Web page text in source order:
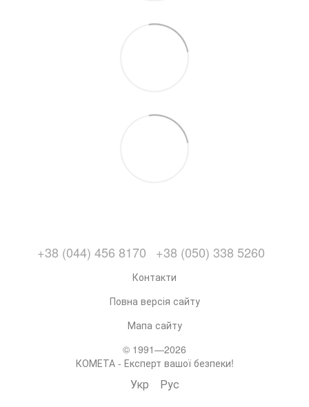
+38 (044) 456 8170 +38 (050) 338 5260
Контакти
Повна версія сайту
Мапа сайту
© 1991—2026
КОМЕТА - Експерт вашої безпеки!
Укр Рус